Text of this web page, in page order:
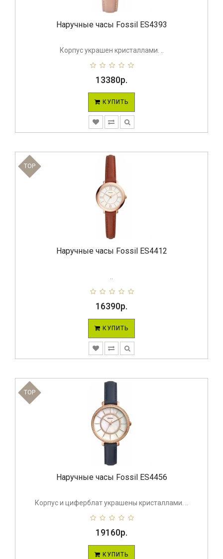
Наручные часы Fossil ES4393
Корпус украшен кристаллами. ..
13380р.
КУПИТЬ
TOP
Наручные часы Fossil ES4412
..
16390р.
КУПИТЬ
TOP
Наручные часы Fossil ES4456
Корпус и циферблат украшены кристаллами. ..
19160р.
КУПИТЬ